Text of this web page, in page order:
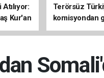
Kur'an
Terörsüz
komisyondan